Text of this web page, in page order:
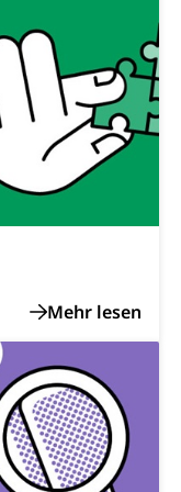
Erbe,
Kulturpreis,
Tanz,
Bau, Schule
VVL